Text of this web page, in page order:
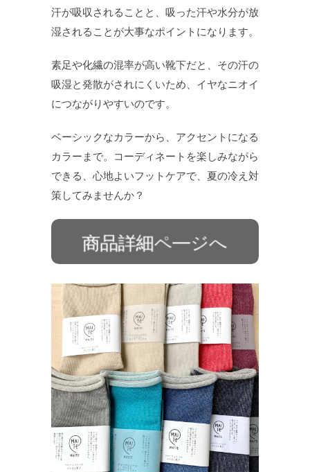
汗が吸収されることと、吸った汗や水分が放
湿されることが大事なポイントになります。
素足や化繊の混率が高い靴下だと、その汗の
吸湿と発散がされにくいため、イヤなニオイ
につながりやすいのです。
ベーシックなカラーから、アクセントになる
カラーまで。コーディネートを楽しみながら
できる、心地よいフットケアで、夏の冷え対
策してみませんか？